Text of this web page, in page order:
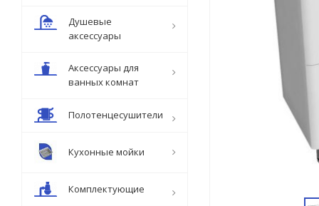
Душевые
аксессуары
Аксессуары для
ванных комнат
Полотенцесушители
Кухонные мойки
Комплектующие